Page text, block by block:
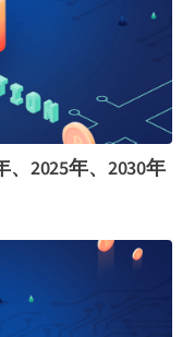
、2025年、2030年